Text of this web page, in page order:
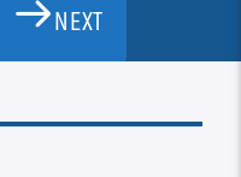
NEXT